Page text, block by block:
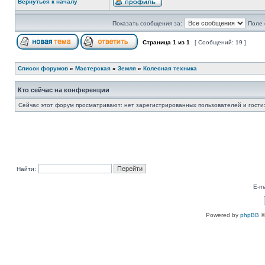
Вернуться к началу
Показать сообщения за: Поле
Страница 1 из 1 [ Сообщений: 19 ]
Список форумов » Мастерская » Земля » Колесная техника
Кто сейчас на конференции
Сейчас этот форум просматривают: нет зарегистрированных пользователей и
Найти:
E-
Powered by phpBB